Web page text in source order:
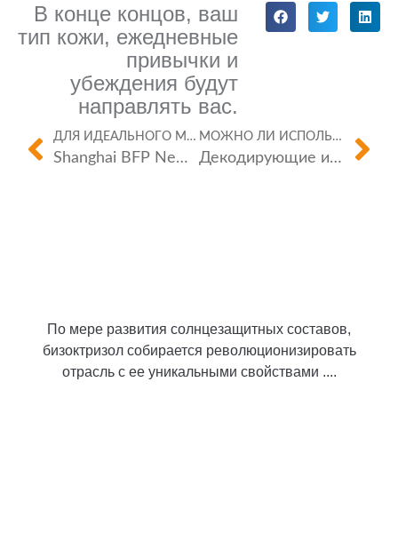
В конце концов, ваш
тип кожи, ежедневные
привычки и
убеждения будут
направлять вас.
ДЛЯ ИДЕАЛЬНОГО МАТЧА.
Shanghai BFP New Material Co., Ltd
МОЖНО ЛИ ИСПОЛЬЗОВАТЬ ЭТИ ИННОВАЦИИ ЗА ПРЕДЕЛАМИ СОЛНЦЕЗАЩИТНЫХ КРЕМОВ?
Декодирующие ингредиенты в солнцезащитном креме: избегайте этих общих добавок
По мере развития солнцезащитных составов,
бизоктризол собирается революционизировать
отрасль с ее уникальными свойствами ....